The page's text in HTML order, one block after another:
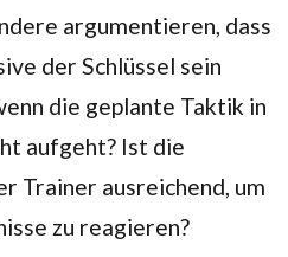
argumentieren, dass
der Schlüssel sein
die geplante Taktik in
aufgeht? Ist die
Trainer ausreichend, um
zu reagieren?